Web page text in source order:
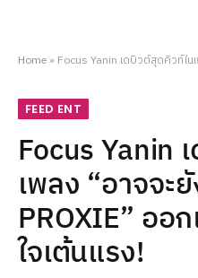
Home» Focus Yanin เดบิวต์สุดคิ้วท์ในเพลง “อาจจ
FEED ENT
Focus Yanin
เพลง “อาจจะ
PROXIE” ออ
ใจเต้นแรง!